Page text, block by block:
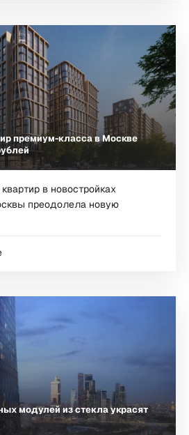
премиум-класса в Москве
в новостройках
преодолела новую
модулей из стекла украсят